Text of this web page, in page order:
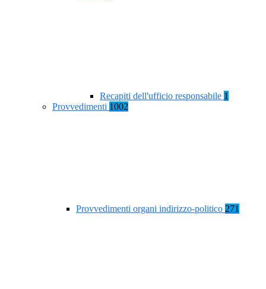
Recapiti dell'ufficio responsabile 1
Provvedimenti 1002
Provvedimenti organi indirizzo-politico 271